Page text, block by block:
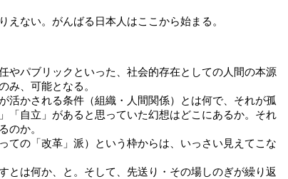
ない。がんばる日本人はここから始まる。
パブリックといった、社会的存在としての人間の本源
み、可能となる。
かされる条件（組織・人間関係）とは何で、それが孤
「自立」があると思っていた幻想はどこにあるか。それ
のか。
の「改革」派）という枠からは、いっさい見えてこな
は何か、と。そして、先送り・その場しのぎが繰り返